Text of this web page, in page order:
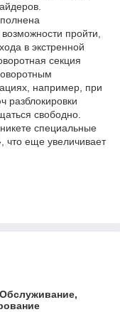
пройти,
в экстренной
секция
например, при
разблокировки
свободно.
специальные
что еще увеличивает